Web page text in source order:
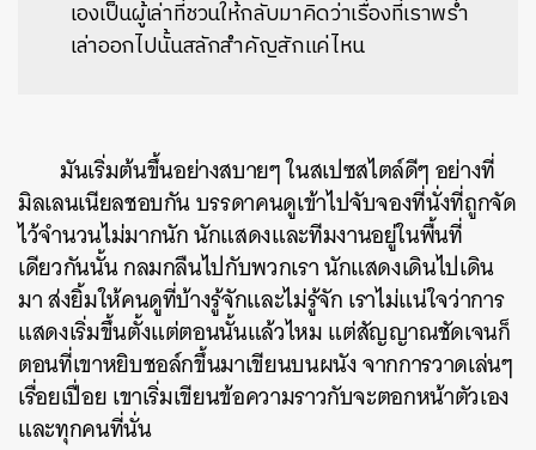
เองเป็นผู้เล่าที่ชวนให้กลับมาคิดว่าเรื่องที่เราพร่ำ
เล่าออกไปนั้นสลักสำคัญสักแค่ไหน
มันเริ่มต้นขึ้นอย่างสบายๆ ในสเปซสไตล์ดีๆ อย่างที่
มิลเลนเนียลชอบกัน บรรดาคนดูเข้าไปจับจองที่นั่งที่ถูกจัด
ไว้จำนวนไม่มากนัก นักแสดงและทีมงานอยู่ในพื้นที่
เดียวกันนั้น กลมกลืนไปกับพวกเรา นักแสดงเดินไปเดิน
มา ส่งยิ้มให้คนดูที่บ้างรู้จักและไม่รู้จัก เราไม่แน่ใจว่าการ
แสดงเริ่มขึ้นตั้งแต่ตอนนั้นแล้วไหม แต่สัญญาณชัดเจนก็
ตอนที่เขาหยิบชอล์กขึ้นมาเขียนบนผนัง จากการวาดเล่นๆ
เรื่อยเปื่อย เขาเริ่มเขียนข้อความราวกับจะตอกหน้าตัวเอง
และทุกคนที่นั่น